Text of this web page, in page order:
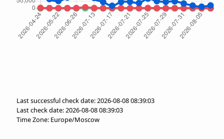
Last successful check date: 2026-08-08 08:39:03
Last check date: 2026-08-08 08:39:03
Time Zone: Europe/Moscow